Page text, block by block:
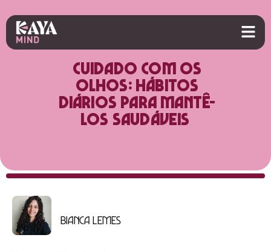
Cuidado com os
olhos: Hábitos
diários para mantê-
los saudáveis
Bianca Lemes